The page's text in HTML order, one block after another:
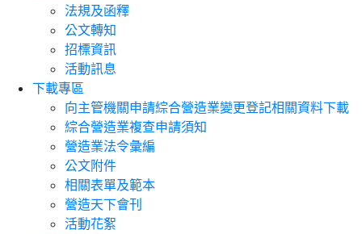
法規及函釋
公文轉知
招標資訊
活動訊息
下載專區
向主管機關申請綜合營造業變更登記相關資料下載
綜合營造業複查申請須知
營造業法令彙編
公文附件
相關表單及範本
營造天下會刊
活動花絮